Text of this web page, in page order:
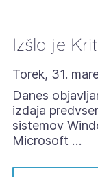
Izšla je
Torek, 31.
Danes
izdaja
sistemov
Microsoft …